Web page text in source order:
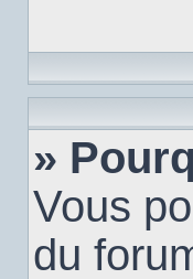
»
Vous
du